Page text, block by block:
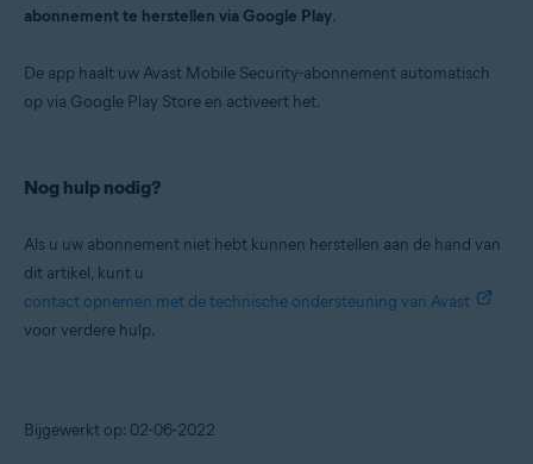
abonnement te herstellen via Google Play.
De app haalt uw Avast Mobile Security-abonnement automatisch
op via Google Play Store en activeert het.
Nog hulp nodig?
Als u uw abonnement niet hebt kunnen herstellen aan de hand van
dit artikel, kunt u
contact opnemen met de technische ondersteuning van Avast
voor verdere hulp.
Bijgewerkt op: 02-06-2022